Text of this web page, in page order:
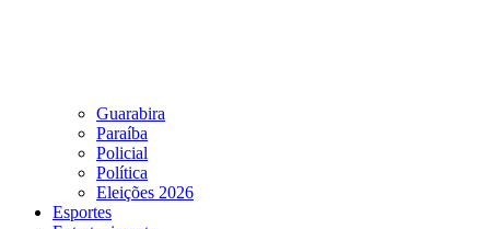
Guarabira
Paraíba
Policial
Política
Eleições 2026
Esportes